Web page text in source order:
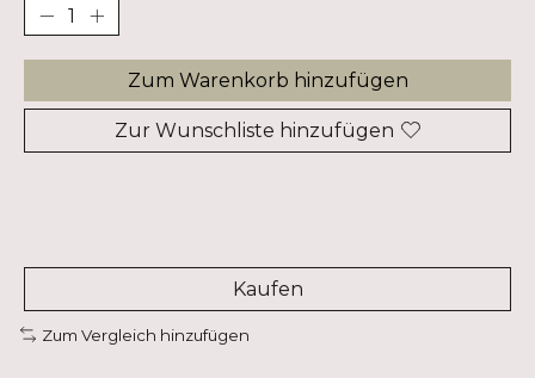
Zum Warenkorb hinzufügen
Zur Wunschliste hinzufügen
Kaufen
Zum Vergleich hinzufügen